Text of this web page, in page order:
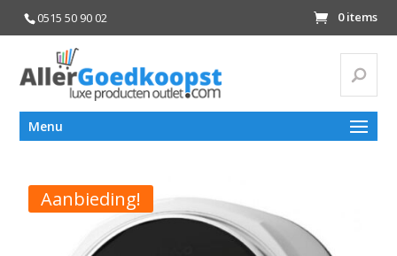
0515 50 90 02 0 items
naar:
Menu
Aanbieding!